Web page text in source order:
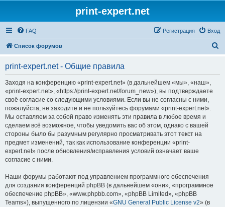
print-expert.net
FAQ Вход
Регистрация
Список форумов
print-expert.net - Общие правила
Заходя на конференцию «print-expert.net» (в дальнейшем «мы», «наш»,
«print-expert.net», «https://print-expert.net/forum_new»), вы подтверждаете
своё согласие со следующими условиями. Если вы не согласны с ними,
пожалуйста, не заходите и не пользуйтесь форумами «print-expert.net».
Мы оставляем за собой право изменять эти правила в любое время и
сделаем всё возможное, чтобы уведомить вас об этом, однако с вашей
стороны было бы разумным регулярно просматривать этот текст на
предмет изменений, так как использование конференции «print-
expert.net» после обновления/исправления условий означает ваше
согласие с ними.
Наши форумы работают под управлением программного обеспечения
для создания конференций phpBB (в дальнейшем «они», «программное
обеспечение phpBB», «www.phpbb.com», «phpBB Limited», «phpBB
Teams»), выпущенного по лицензии «GNU General Public License v2» (в